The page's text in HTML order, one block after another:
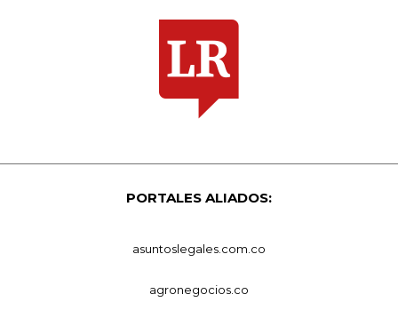
PORTALES ALIADOS:
asuntoslegales.com.co
agronegocios.co